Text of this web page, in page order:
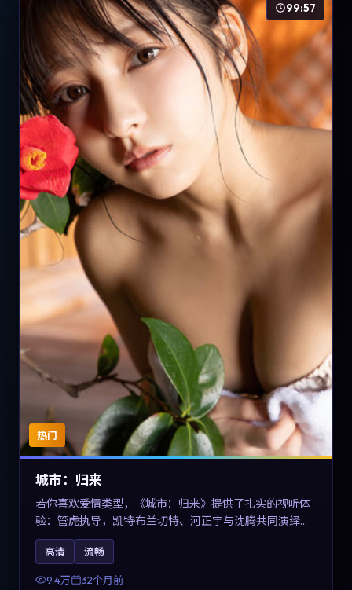
热门
99:57
城市：归来
若你喜欢爱情类型，《城市：归来》提供了扎实的视听体
验：管虎执导，凯特·布兰切特、河正宇与沈腾共同演绎。
影片2023年于德国上映，内容在有限空间内完成高密度的
戏剧冲突，关键词包含高清流畅、人物关系与情节反转，
适合检索「2023爱情」「德国电影」的用户。
高清 流畅
9.4万 32个月前